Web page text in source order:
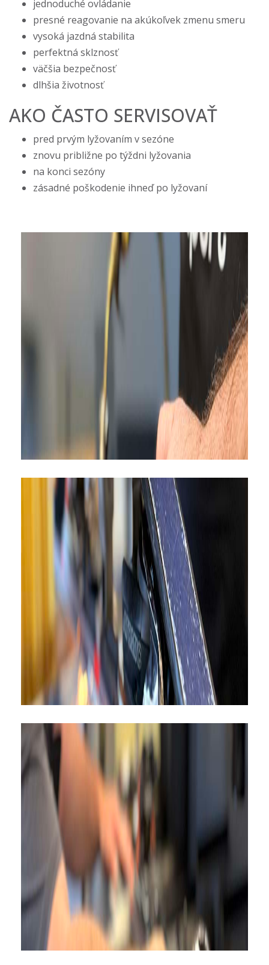
jednoduché ovládanie
presné reagovanie na akúkoľvek zmenu smeru
vysoká jazdná stabilita
perfektná sklznosť
väčšia bezpečnosť
dlhšia životnosť
AKO ČASTO SERVISOVAŤ
pred prvým lyžovaním v sezóne
znovu približne po týždni lyžovania
na konci sezóny
zásadné poškodenie ihneď po lyžovaní